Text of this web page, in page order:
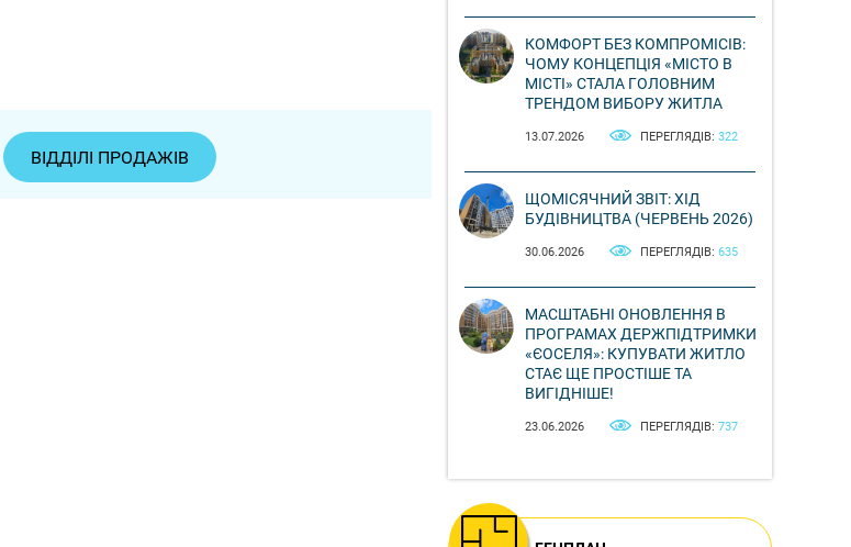
ВІДДІЛІ ПРОДАЖІВ
КОМФОРТ БЕЗ КОМПРОМІСІВ:
ЧОМУ КОНЦЕПЦІЯ «МІСТО В
МІСТІ» СТАЛА ГОЛОВНИМ
ТРЕНДОМ ВИБОРУ ЖИТЛА
13.07.2026 ПЕРЕГЛЯДІВ: 322
ЩОМІСЯЧНИЙ ЗВІТ: ХІД
БУДІВНИЦТВА (ЧЕРВЕНЬ 2026)
30.06.2026 ПЕРЕГЛЯДІВ: 635
МАСШТАБНІ ОНОВЛЕННЯ В
ПРОГРАМАХ ДЕРЖПІДТРИМКИ
«ЄОСЕЛЯ»: КУПУВАТИ ЖИТЛО
СТАЄ ЩЕ ПРОСТІШЕ ТА
ВИГІДНІШЕ!
23.06.2026 ПЕРЕГЛЯДІВ: 737